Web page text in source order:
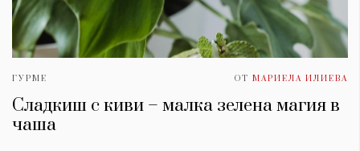
ГУРМЕ ОТ МАРИЕЛА ИЛИЕВА
Сладкиш с киви – малка зелена магия в
чаша